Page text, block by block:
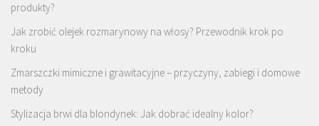
produkty?
Jak zrobić olejek rozmarynowy na włosy? Przewodnik krok po
kroku
Zmarszczki mimiczne i grawitacyjne – przyczyny, zabiegi i domowe
metody
Stylizacja brwi dla blondynek: Jak dobrać idealny kolor?